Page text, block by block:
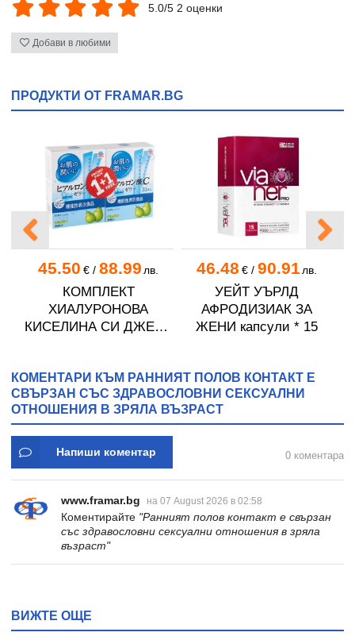
5.0/5 2 оценки
Добави в любими
ПРОДУКТИ ОТ FRAMAR.BG
45.50 €/ 88.99 лв.
КОМПЛЕКТ
ХИАЛУРОНОВА
КИСЕЛИНА СИ ДЖЕЛИ
46.48 €/ 90.91 лв.
УЕЙТ УЪРЛД
АФРОДИЗИАК ЗА
ЖЕНИ капсули * 15
КОМЕНТАРИ КЪМ РАННИЯТ ПОЛОВ КОНТАКТ Е
СВЪРЗАН СЪС ЗДРАВОСЛОВНИ СЕКСУАЛНИ
ОТНОШЕНИЯ В ЗРЯЛА ВЪЗРАСТ
Напиши коментар 0 коментара
www.framar.bg на 07 August 2026 в 02:58
Коментирайте "Ранният полов контакт е свързан
със здравословни сексуални отношения в зряла
възраст"
ВИЖТЕ ОЩЕ